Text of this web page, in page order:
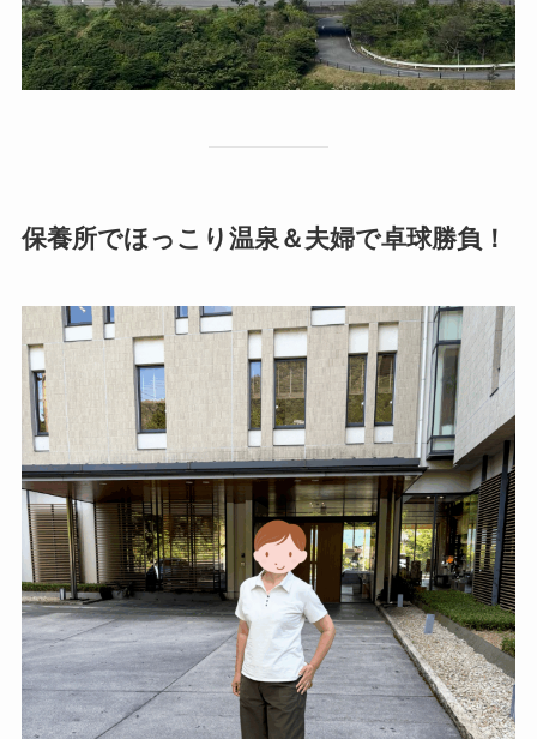
保養所でほっこり温泉＆夫婦で卓球勝負！